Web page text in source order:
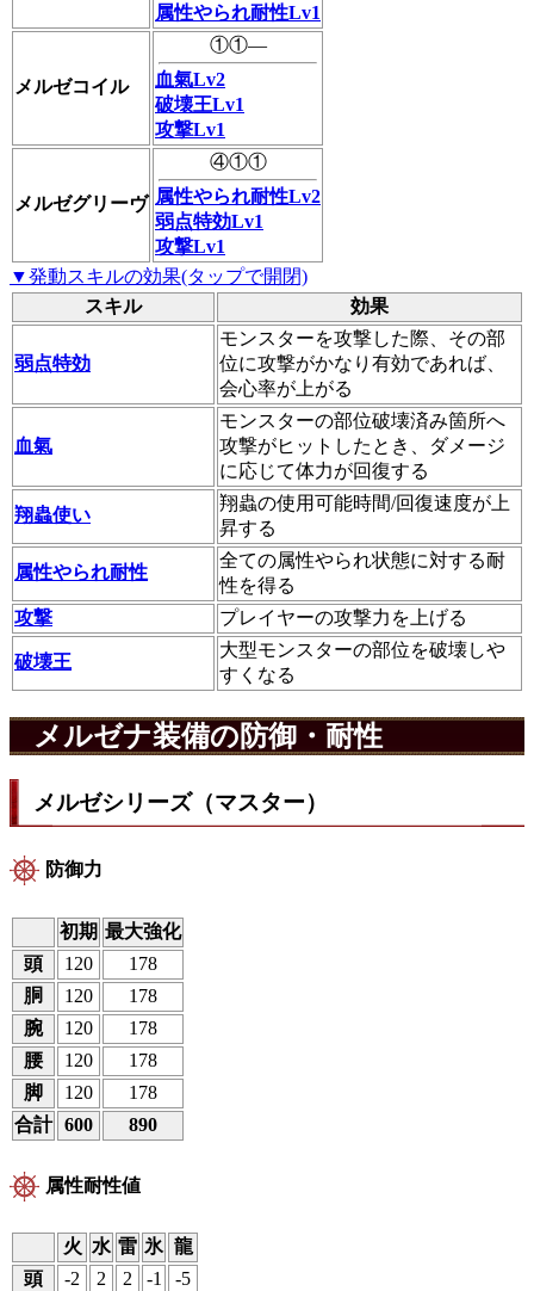
属性やられ耐性Lv1
メルゼコイル
①①―
血氣Lv2
破壊王Lv1
攻撃Lv1
メルゼグリーヴ
④①①
属性やられ耐性Lv2
弱点特効Lv1
攻撃Lv1
▼発動スキルの効果(タップで開閉)
スキル
効果
弱点特効
モンスターを攻撃した際、その部
位に攻撃がかなり有効であれば、
会心率が上がる
血氣
モンスターの部位破壊済み箇所へ
攻撃がヒットしたとき、ダメージ
に応じて体力が回復する
翔蟲使い
翔蟲の使用可能時間/回復速度が上
昇する
属性やられ耐性
全ての属性やられ状態に対する耐
性を得る
攻撃
プレイヤーの攻撃力を上げる
破壊王
大型モンスターの部位を破壊しや
すくなる
メルゼナ装備の防御・耐性
メルゼシリーズ（マスター）
防御力
初期 最大強化
頭
120
178
胴
120
178
腕
120
178
腰
120
178
脚
120
178
合計 600 890
属性耐性値
火 水 雷 氷 龍
頭
-2 2 2 -1 -5